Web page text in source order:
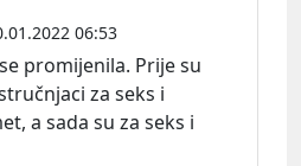
06:53
promijenila. Prije su
za seks i
a sada su za seks i